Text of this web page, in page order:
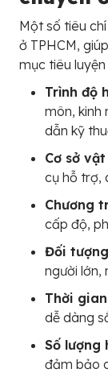
Một số tiêu
ở TPHCM,
mục tiêu
Trình độ
môn, kinh
dẫn kỹ
Cơ sở
cụ hỗ trợ,
Chương
cấp độ,
Đối
người lớn,
Thời
dễ dàng
Số lượng
đảm bảo